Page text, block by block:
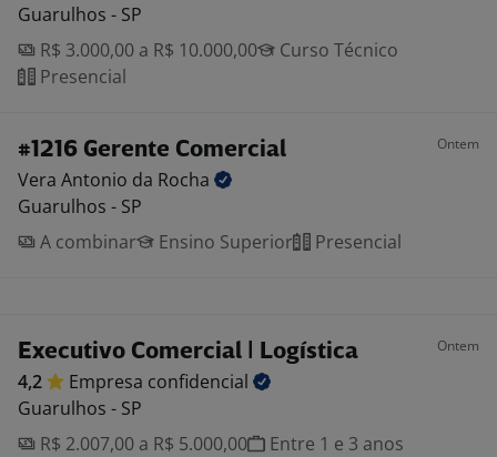
Guarulhos - SP
R$ 3.000,00 a R$ 10.000,00
Curso Técnico
Presencial
#1216 Gerente Comercial Ontem
Vera Antonio da Rocha
Guarulhos - SP
A combinar
Ensino Superior Presencial
Executivo Comercial | Logística Ontem
4,2 Empresa confidencial
Guarulhos - SP
R$ 2.007,00 a R$ 5.000,00
Entre 1 e 3 anos